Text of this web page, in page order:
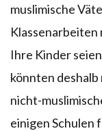
muslimische
Ihre Kinder
könnten
nicht-
einigen Schulen